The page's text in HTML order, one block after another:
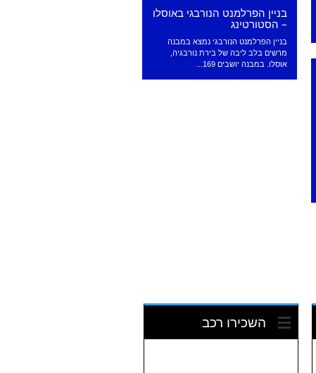
בניין הפרלמנט הנורבגי באוסלו
– הסטורטינג
בניין הפרלמנט הנורבגי נמצא במבנה
מרשים בלב ליבה של בירת נורבגיה,
אוסלו. במבנה יושבים 169...
השכירו רכב